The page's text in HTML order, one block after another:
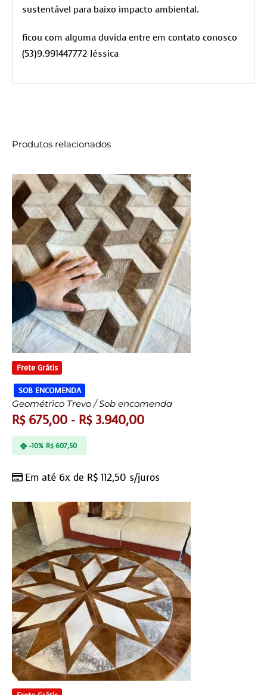
sustentável para baixo impacto ambiental.
ficou com alguma duvida entre em contato conosco
(53)9.991447772 Jéssica
Produtos relacionados
Frete Grátis
SOB ENCOMENDA
Geométrico Trevo / Sob encomenda
R$675,00 - R$3.940,00
Em até 6x de R$ 112,50 s/juros
-10% R$607,50